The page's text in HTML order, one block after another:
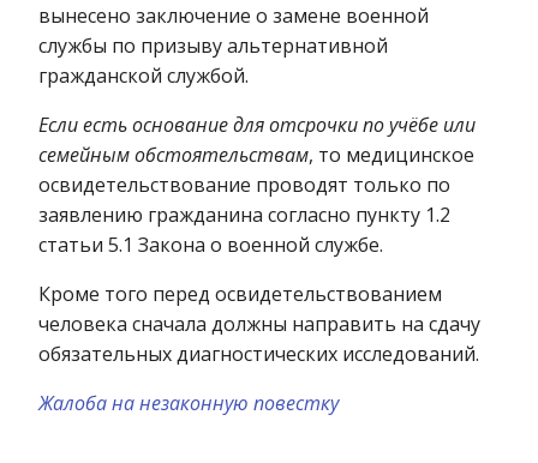
вынесено заключение о замене военной
службы по призыву альтернативной
гражданской службой.
Если есть основание для отсрочки по учёбе или
семейным обстоятельствам, то медицинское
освидетельствование проводят только по
заявлению гражданина согласно пункту 1.2
статьи 5.1 Закона о военной службе.
Кроме того перед освидетельствованием
человека сначала должны направить на сдачу
обязательных диагностических исследований.
Жалоба на незаконную повестку